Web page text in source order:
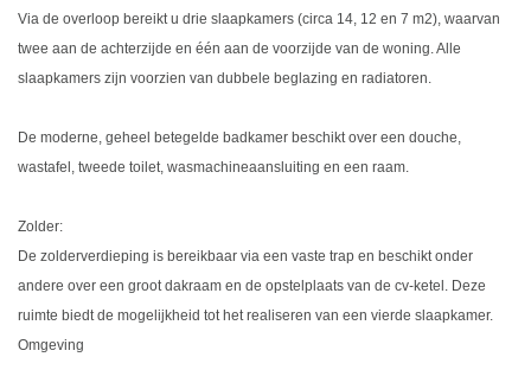
Via de overloop bereikt u drie slaapkamers (circa 14, 12 en 7 m2), waarvan
twee aan de achterzijde en één aan de voorzijde van de woning. Alle
slaapkamers zijn voorzien van dubbele beglazing en radiatoren.
De moderne, geheel betegelde badkamer beschikt over een douche,
wastafel, tweede toilet, wasmachineaansluiting en een raam.
Zolder:
De zolderverdieping is bereikbaar via een vaste trap en beschikt onder
andere over een groot dakraam en de opstelplaats van de cv-ketel. Deze
ruimte biedt de mogelijkheid tot het realiseren van een vierde slaapkamer.
Omgeving